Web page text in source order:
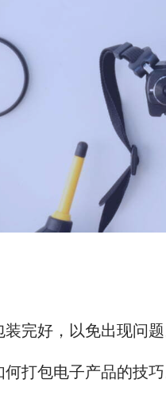
完好，以免出现问题
何打包电子产品的技巧